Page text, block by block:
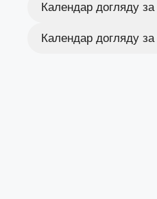
Календар догляду
Календар догляду